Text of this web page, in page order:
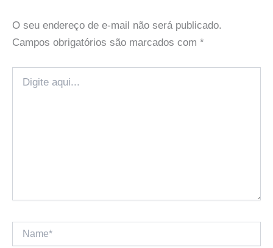
O seu endereço de e-mail não será publicado.
Campos obrigatórios são marcados com *
aqui...